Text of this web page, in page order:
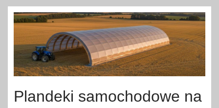
Plandeki samochodowe na